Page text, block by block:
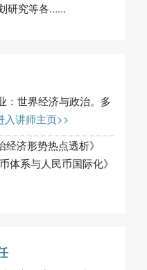
研究等各......
：世界经济与政治。多
入讲师主页>>
经济形势热点透析》
体系与人民币国际化》